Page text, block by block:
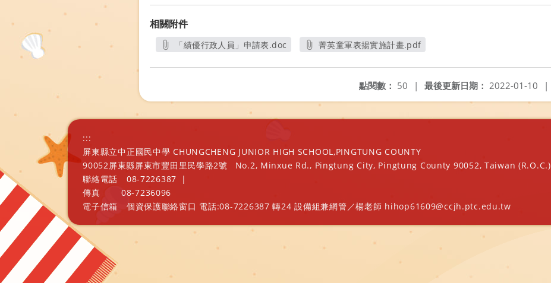
相關附件
「績優行政人員」申請表.doc
菁英童軍表揚實施計畫.pdf
最後更新日期： 2022-01-10 |
點閱數： 50 |
:::
屏東縣立中正國民中學 CHUNGCHENG JUNIOR HIGH SCHOOL,PINGTUNG COUNTY
90052屏東縣屏東市豐田里民學路2號
No.2, Minxue Rd., Pingtung City, Pingtung County 90052, Taiwan (R.O.C.)
聯絡電話
08-7226387
|
傳真
08-7236096
電子信箱
個資保護聯絡窗口 電話:08-7226387 轉24 設備組兼網管／楊老師 hihop61609@ccjh.ptc.edu.tw